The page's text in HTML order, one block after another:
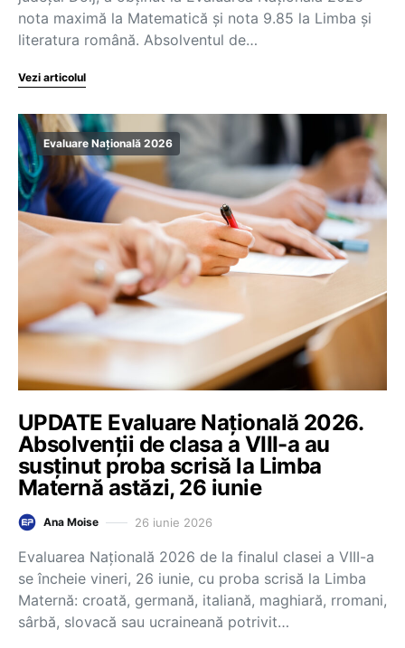
nota maximă la Matematică și nota 9.85 la Limba și
literatura română. Absolventul de…
Vezi articolul
Evaluare Națională 2026
UPDATE Evaluare Națională 2026.
Absolvenții de clasa a VIII-a au
susținut proba scrisă la Limba
Maternă astăzi, 26 iunie
Ana Moise 26 iunie 2026
Evaluarea Națională 2026 de la finalul clasei a VIII-a
se încheie vineri, 26 iunie, cu proba scrisă la Limba
Maternă: croată, germană, italiană, maghiară, rromani,
sârbă, slovacă sau ucraineană potrivit…